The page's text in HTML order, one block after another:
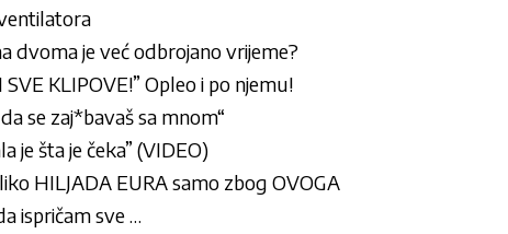
dvoma je već odbrojano vrijeme?
KLIPOVE!” Opleo i po njemu!
se zaj*bavaš sa mnom“
je šta je čeka” (VIDEO)
HILJADA EURA samo zbog OVOGA
ispričam sve …